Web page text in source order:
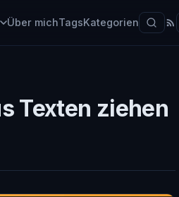
Über michTagsKategorien
Texten ziehen